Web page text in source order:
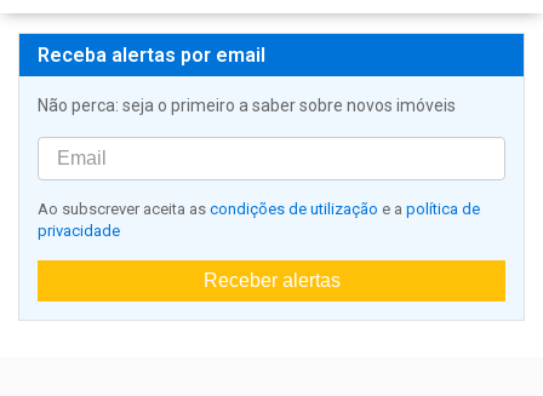
Receba alertas por email
Não perca: seja o primeiro a saber sobre novos imóveis
Ao subscrever aceita as condições de utilização e a política de
privacidade
Receber alertas